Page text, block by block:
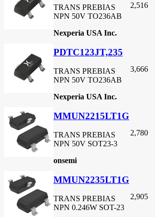
TRANS PREBIAS
NPN 50V TO236AB
Nexperia USA Inc.
2,516
PDTC123JT,235
TRANS PREBIAS
NPN 50V TO236AB
Nexperia USA Inc.
3,666
MMUN2215LT1G
TRANS PREBIAS
NPN 50V SOT23-3
onsemi
2,780
MMUN2235LT1G
TRANS PREBIAS
NPN 0.246W SOT-23
2,905